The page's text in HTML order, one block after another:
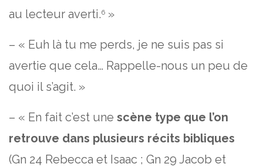
au lecteur averti.6 »
– « Euh là tu me perds, je ne suis pas si
avertie que cela… Rappelle-nous un peu de
quoi il s’agit. »
– « En fait c’est une scène type que l’on
retrouve dans plusieurs récits bibliques
(Gn 24 Rebecca et Isaac ; Gn 29 Jacob et